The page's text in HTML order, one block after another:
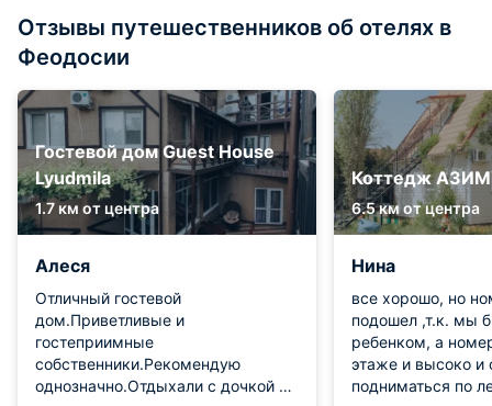
Отзывы путешественников об отелях в
Феодосии
Гостевой дом Guest House
Lyudmila
1.7 км от центра
Алеся
Отличный гостевой
дом.Приветливые и
гостеприимные
собственники.Рекомендую
однозначно.Отдыхали с дочкой 4-
Коттедж
6.5 км от центра
Нина
все хорошо, но
подошел ,т.к. мы
ребенком, а
этаже и высоко и
подниматься по